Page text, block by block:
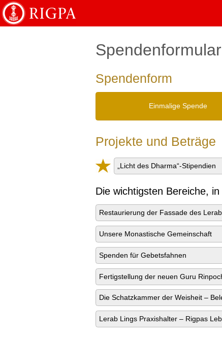
English
Spendenformular
Spendenform
Einmalige Spende
Projekte und Beträge
„Licht des Dharma“-Stipendien
Die wichtigsten Bereiche,
Restaurierung der Fassade des
Unsere Monastische Gemeinschaft
Spenden für Gebetsfahnen
Fertigstellung der neuen Guru
Die Schatzkammer der Weisheit –
Lerab Lings Praxishalter – Rigpas